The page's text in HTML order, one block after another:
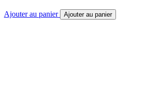
Ajouter au panier Ajouter au panier